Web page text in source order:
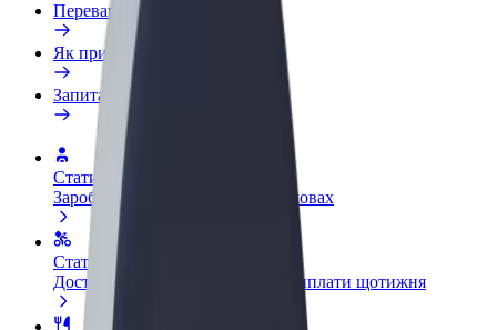
Переваги
Як приєднатися
Запитання та відповіді
Стати водієм
Заробляйте гроші на власних умовах
Стати кур'єром
Доставляйте їжу та отримуйте виплати щотижня